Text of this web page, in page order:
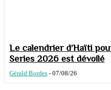
Le calendrier d’Haïti
Series 2026 est dévoilé
Gérald Bordes - 07/08/26